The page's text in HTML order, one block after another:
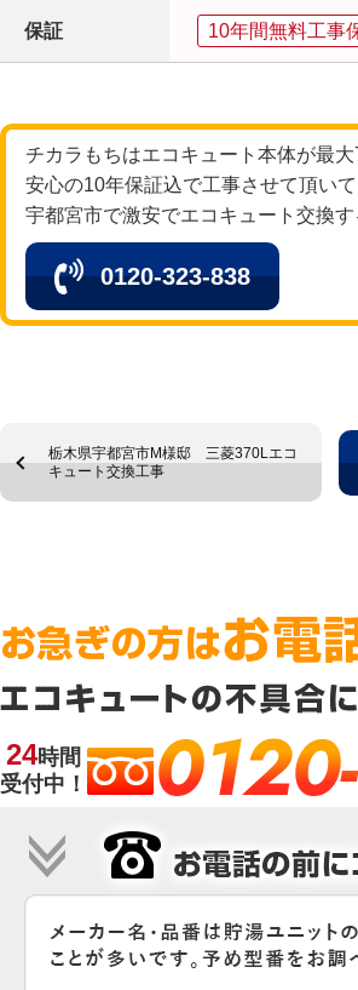
保証 10年間無料工事
チカラもちはエコキュート本体が最大
安心の10年保証込で工事させて頂いて
宇都宮市で激安でエコキュート交換
0120-323-838
栃木県宇都宮市M様邸 三菱370Lエコ
キュート交換工事
24時間
受付中！